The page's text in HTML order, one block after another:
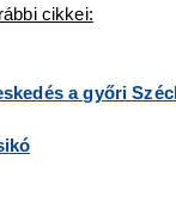
cikkei:
a győri